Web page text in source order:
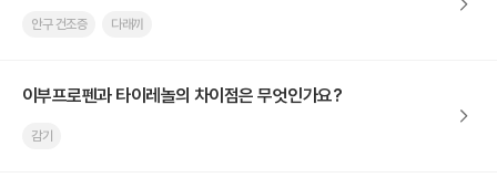
안구 건조증 다래끼
이부프로펜과 타이레놀의 차이점은 무엇인가요?
감기